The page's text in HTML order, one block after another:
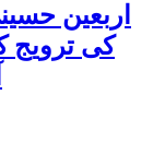
کی ترویج